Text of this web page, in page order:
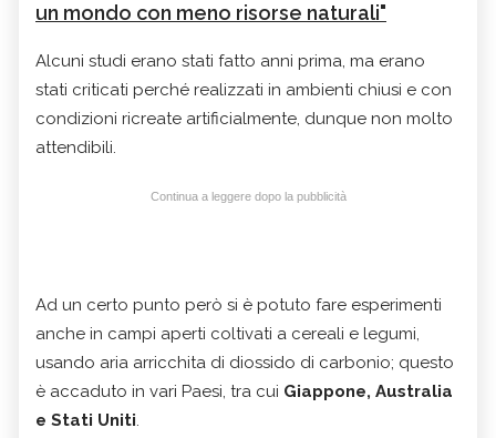
un mondo con meno risorse naturali"
Alcuni studi erano stati fatto anni prima, ma erano
stati criticati perché realizzati in ambienti chiusi e con
condizioni ricreate artificialmente, dunque non molto
attendibili.
Continua a leggere dopo la pubblicità
Ad un certo punto però si è potuto fare esperimenti
anche in campi aperti coltivati a cereali e legumi,
usando aria arricchita di diossido di carbonio; questo
è accaduto in vari Paesi, tra cui Giappone, Australia
e Stati Uniti.